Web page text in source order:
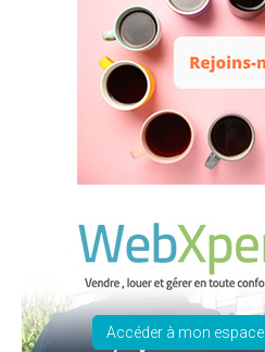
Accéder à mon espace